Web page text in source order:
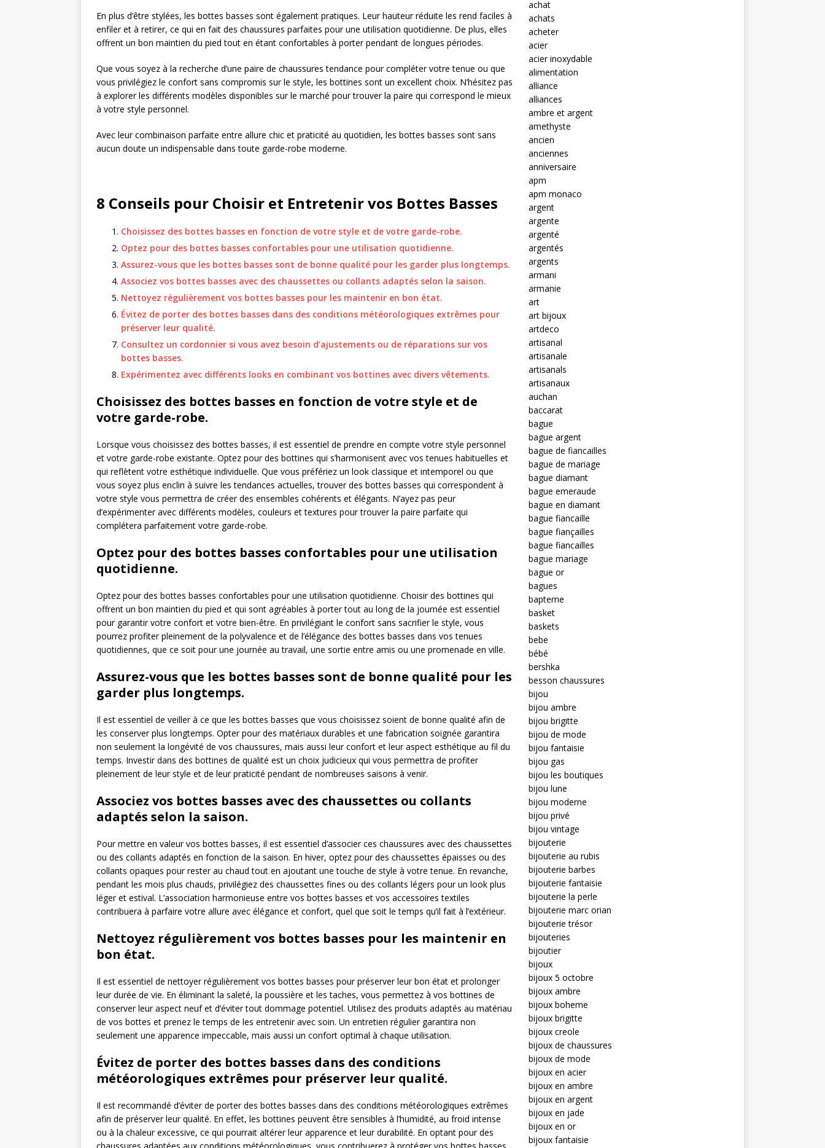
En plus d’être stylées, les bottes basses sont également pratiques. Leur hauteur réduite les rend faciles à
enfiler et à retirer, ce qui en fait des chaussures parfaites pour une utilisation quotidienne. De plus, elles
offrent un bon maintien du pied tout en étant confortables à porter pendant de longues périodes.
Que vous soyez à la recherche d’une paire de chaussures tendance pour compléter votre tenue ou que
vous privilégiez le confort sans compromis sur le style, les bottines sont un excellent choix. N’hésitez pas
à explorer les différents modèles disponibles sur le marché pour trouver la paire qui correspond le mieux
à votre style personnel.
Avec leur combinaison parfaite entre allure chic et praticité au quotidien, les bottes basses sont sans
aucun doute un indispensable dans toute garde-robe moderne.
8 Conseils pour Choisir et Entretenir vos Bottes Basses
Choisissez des bottes basses en fonction de votre style et de votre garde-robe.
Optez pour des bottes basses confortables pour une utilisation quotidienne.
Assurez-vous que les bottes basses sont de bonne qualité pour les garder plus longtemps.
Associez vos bottes basses avec des chaussettes ou collants adaptés selon la saison.
Nettoyez régulièrement vos bottes basses pour les maintenir en bon état.
Évitez de porter des bottes basses dans des conditions météorologiques extrêmes pour
préserver leur qualité.
Consultez un cordonnier si vous avez besoin d’ajustements ou de réparations sur vos
bottes basses.
Expérimentez avec différents looks en combinant vos bottines avec divers vêtements.
Choisissez des bottes basses en fonction de votre style et de
votre garde-robe.
Lorsque vous choisissez des bottes basses, il est essentiel de prendre en compte votre style personnel
et votre garde-robe existante. Optez pour des bottines qui s’harmonisent avec vos tenues habituelles et
qui reflètent votre esthétique individuelle. Que vous préfériez un look classique et intemporel ou que
vous soyez plus enclin à suivre les tendances actuelles, trouver des bottes basses qui correspondent à
votre style vous permettra de créer des ensembles cohérents et élégants. N’ayez pas peur
d’expérimenter avec différents modèles, couleurs et textures pour trouver la paire parfaite qui
complétera parfaitement votre garde-robe.
Optez pour des bottes basses confortables pour une utilisation
quotidienne.
Optez pour des bottes basses confortables pour une utilisation quotidienne. Choisir des bottines qui
offrent un bon maintien du pied et qui sont agréables à porter tout au long de la journée est essentiel
pour garantir votre confort et votre bien-être. En privilégiant le confort sans sacrifier le style, vous
pourrez profiter pleinement de la polyvalence et de l’élégance des bottes basses dans vos tenues
quotidiennes, que ce soit pour une journée au travail, une sortie entre amis ou une promenade en ville.
Assurez-vous que les bottes basses sont de bonne qualité pour les
garder plus longtemps.
Il est essentiel de veiller à ce que les bottes basses que vous choisissez soient de bonne qualité afin de
les conserver plus longtemps. Opter pour des matériaux durables et une fabrication soignée garantira
non seulement la longévité de vos chaussures, mais aussi leur confort et leur aspect esthétique au fil du
temps. Investir dans des bottines de qualité est un choix judicieux qui vous permettra de profiter
pleinement de leur style et de leur praticité pendant de nombreuses saisons à venir.
Associez vos bottes basses avec des chaussettes ou collants
adaptés selon la saison.
Pour mettre en valeur vos bottes basses, il est essentiel d’associer ces chaussures avec des chaussettes
ou des collants adaptés en fonction de la saison. En hiver, optez pour des chaussettes épaisses ou des
collants opaques pour rester au chaud tout en ajoutant une touche de style à votre tenue. En revanche,
pendant les mois plus chauds, privilégiez des chaussettes fines ou des collants légers pour un look plus
léger et estival. L’association harmonieuse entre vos bottes basses et vos accessoires textiles
contribuera à parfaire votre allure avec élégance et confort, quel que soit le temps qu’il fait à l’extérieur.
Nettoyez régulièrement vos bottes basses pour les maintenir en
bon état.
Il est essentiel de nettoyer régulièrement vos bottes basses pour préserver leur bon état et prolonger
leur durée de vie. En éliminant la saleté, la poussière et les taches, vous permettez à vos bottines de
conserver leur aspect neuf et d’éviter tout dommage potentiel. Utilisez des produits adaptés au matériau
de vos bottes et prenez le temps de les entretenir avec soin. Un entretien régulier garantira non
seulement une apparence impeccable, mais aussi un confort optimal à chaque utilisation.
Évitez de porter des bottes basses dans des conditions
météorologiques extrêmes pour préserver leur qualité.
Il est recommandé d’éviter de porter des bottes basses dans des conditions météorologiques extrêmes
afin de préserver leur qualité. En effet, les bottines peuvent être sensibles à l’humidité, au froid intense
ou à la chaleur excessive, ce qui pourrait altérer leur apparence et leur durabilité. En optant pour des
achat
achats
acheter
acier
acier inoxydable
alimentation
alliance
alliances
ambre et argent
amethyste
ancien
anciennes
anniversaire
apm
apm monaco
argent
argente
argenté
argentés
argents
armani
armanie
art
art bijoux
artdeco
artisanal
artisanale
artisanals
artisanaux
auchan
baccarat
bague
bague argent
bague de fiancailles
bague de mariage
bague diamant
bague emeraude
bague en diamant
bague fiancaille
bague fiançailles
bague fiancailles
bague mariage
bague or
bagues
bapteme
basket
baskets
bebe
bébé
bershka
besson chaussures
bijou
bijou ambre
bijou brigitte
bijou de mode
bijou fantaisie
bijou gas
bijou les boutiques
bijou lune
bijou moderne
bijou privé
bijou vintage
bijouterie
bijouterie au rubis
bijouterie barbes
bijouterie fantaisie
bijouterie la perle
bijouterie marc orian
bijouterie trésor
bijouteries
bijoutier
bijoux
bijoux 5 octobre
bijoux ambre
bijoux boheme
bijoux brigitte
bijoux creole
bijoux de chaussures
bijoux de mode
bijoux en acier
bijoux en ambre
bijoux en argent
bijoux en jade
bijoux en or
bijoux fantaisie